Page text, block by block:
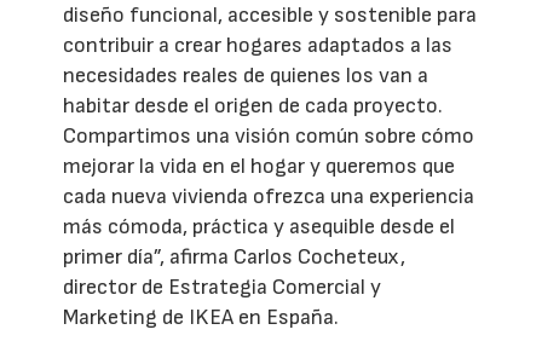
diseño funcional, accesible y sostenible para
contribuir a crear hogares adaptados a las
necesidades reales de quienes los van a
habitar desde el origen de cada proyecto.
Compartimos una visión común sobre cómo
mejorar la vida en el hogar y queremos que
cada nueva vivienda ofrezca una experiencia
más cómoda, práctica y asequible desde el
primer día”, afirma Carlos Cocheteux,
director de Estrategia Comercial y
Marketing de IKEA en España.